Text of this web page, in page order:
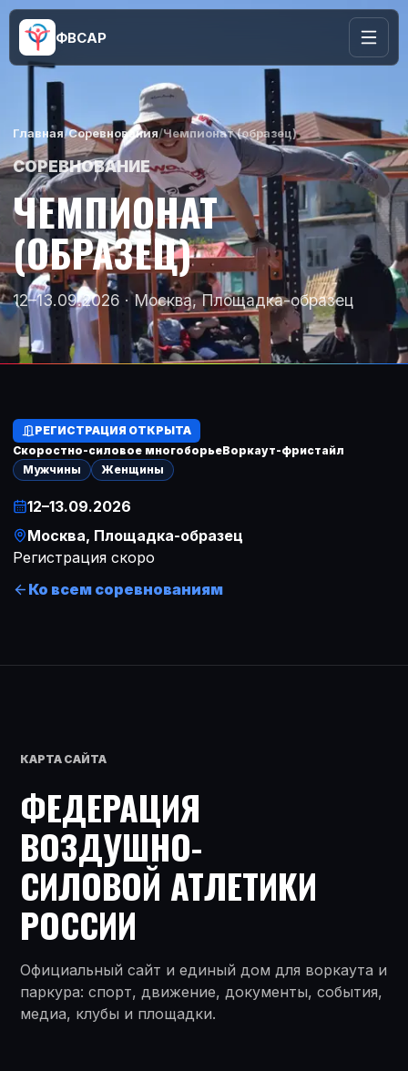
ФВСАР
Главная/Соревнования/Чемпионат (образец)
СОРЕВНОВАНИЕ
ЧЕМПИОНАТ
(ОБРАЗЕЦ)
12–13.09.2026 · Москва, Площадка-образец
РЕГИСТРАЦИЯ ОТКРЫТА
Скоростно-силовое многоборьеВоркаут-фристайл
Мужчины
Женщины
Дата
12–13.09.2026
Место
Москва, Площадка-образец
Регистрация скоро
Ко всем соревнованиям
КАРТА САЙТА
ФЕДЕРАЦИЯ
ВОЗДУШНО-
СИЛОВОЙ АТЛЕТИКИ
РОССИИ
Официальный сайт и единый дом для воркаута и
паркура: спорт, движение, документы, события,
медиа, клубы и площадки.